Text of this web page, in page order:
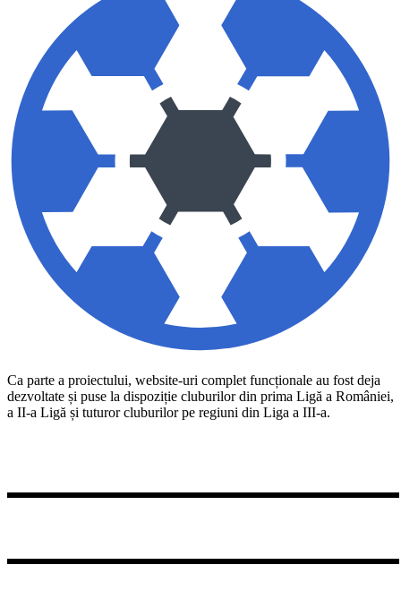
Ca parte a proiectului, website-uri complet funcționale au fost deja
dezvoltate și puse la dispoziție cluburilor din prima Ligă a României,
a II-a Ligă și tuturor cluburilor pe regiuni din Liga a III-a.